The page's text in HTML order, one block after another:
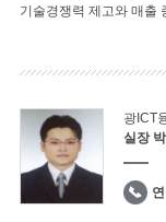
기술경쟁력 제고와 매출
광ICT
실장